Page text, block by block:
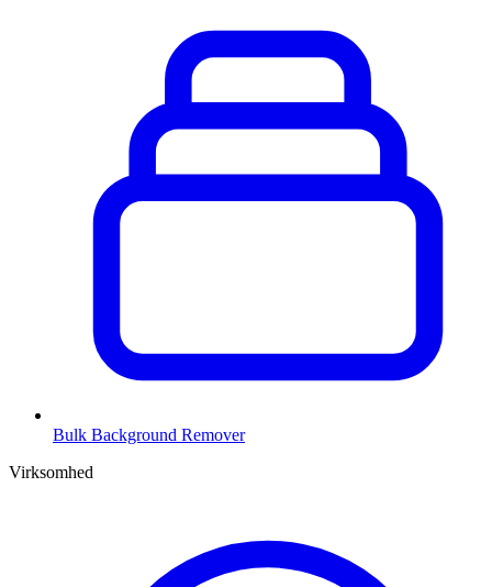
Bulk Background Remover
Virksomhed